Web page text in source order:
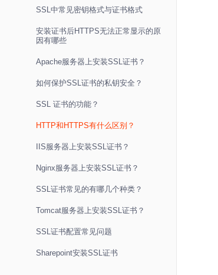
SSL中常见密钥格式与证书格式
安装证书后HTTPS无法正常显示的原
因有哪些
Apache服务器上安装SSL证书？
如何保护SSL证书的私钥安全？
SSL 证书的功能？
HTTP和HTTPS有什么区别？
IIS服务器上安装SSL证书？
Nginx服务器上安装SSL证书？
SSL证书常见的有哪几个种类？
Tomcat服务器上安装SSL证书？
SSL证书配置常见问题
Sharepoint安装SSL证书